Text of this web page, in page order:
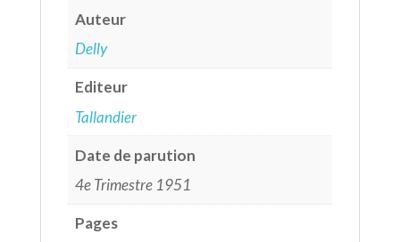
Auteur
Delly
Editeur
Tallandier
Date de parution
4e Trimestre 1951
Pages